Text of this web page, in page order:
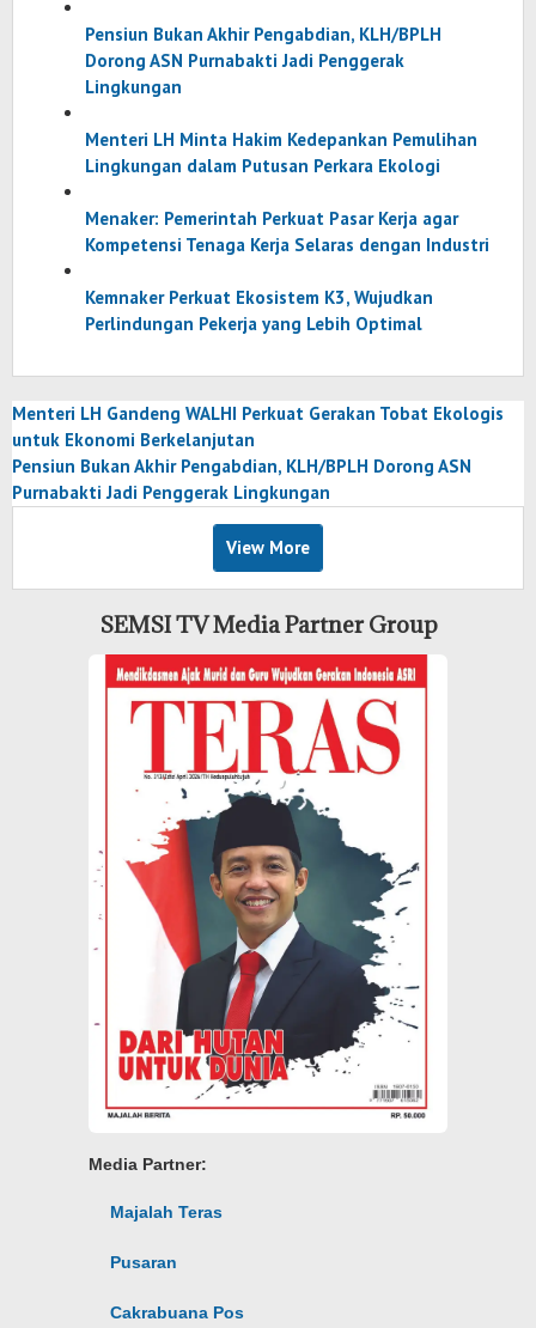
Pensiun Bukan Akhir Pengabdian, KLH/BPLH
Dorong ASN Purnabakti Jadi Penggerak
Lingkungan
Menteri LH Minta Hakim Kedepankan Pemulihan
Lingkungan dalam Putusan Perkara Ekologi
Menaker: Pemerintah Perkuat Pasar Kerja agar
Kompetensi Tenaga Kerja Selaras dengan Industri
Kemnaker Perkuat Ekosistem K3, Wujudkan
Perlindungan Pekerja yang Lebih Optimal
Menteri LH Gandeng WALHI Perkuat Gerakan Tobat Ekologis
untuk Ekonomi Berkelanjutan
Pensiun Bukan Akhir Pengabdian, KLH/BPLH Dorong ASN
Purnabakti Jadi Penggerak Lingkungan
View More
SEMSI TV Media Partner Group
Media Partner:
Majalah Teras
Pusaran
Cakrabuana Pos